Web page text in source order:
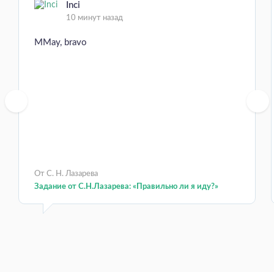
Inci
10 минут назад
MMay, bravo
От С. Н. Лазарева
Задание от С.Н.Лазарева: «Правильно ли я иду?»